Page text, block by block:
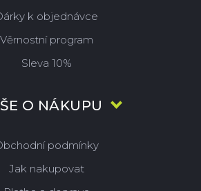
k objednávce
Věrnostní program
Sleva 10%
O NÁKUPU
podmínky
Jak nakupovat